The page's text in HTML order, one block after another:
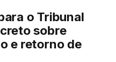
reduzir burocracias,
que os apoios
estaremos a dar
o Tribunal
sobre
e retorno de